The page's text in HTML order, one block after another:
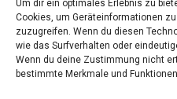
Um dir ein optimales Erlebnis zu
Cookies, um Geräteinformationen
zuzugreifen. Wenn du diesen
wie das Surfverhalten oder
Wenn du deine Zustimmung nicht
bestimmte Merkmale und
Spiele Zitate Kontakt